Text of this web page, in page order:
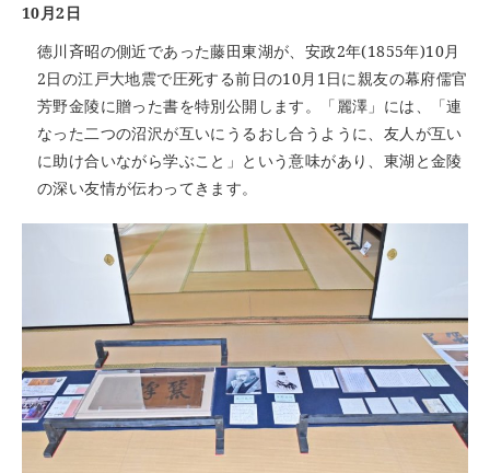
10月2日
徳川斉昭の側近であった藤田東湖が、安政2年(1855年)10月
2日の江戸大地震で圧死する前日の10月1日に親友の幕府儒官
芳野金陵に贈った書を特別公開します。「麗澤」には、「連
なった二つの沼沢が互いにうるおし合うように、友人が互い
に助け合いながら学ぶこと」という意味があり、東湖と金陵
の深い友情が伝わってきます。